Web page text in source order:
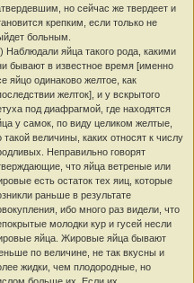
но сейчас же твердеет и
крепким, если только не
больным.
Наблюдали яйца такого рода, какими
бывают в известное время [именно
яйцо одинаково желтое, как
желток], и у вскрытого
под диафрагмой, где находятся
у самок, по виду целиком желтые,
такой величины, каких относят к числу
Неправильно говорят
что яйца ветреные или
есть остаток тех яиц, которые
раньше в результате
ибо много раз видели, что
молодки кур и гусей несли
яйца. Жировые яйца бывают
по величине, не так вкусны и
жидки, чем плодородные, но
больше их. Если их